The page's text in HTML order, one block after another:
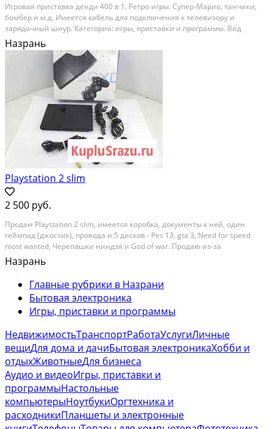
Игровая приставка денди 400 в 1. Ретро игры. Супер-Марио, танчики,
бомбер и м.д. Имеется кабель для подключения к телевизору и
зарядочный шнур. Категория: игры, приставки и программы. Вид
объявления: продаю своё. Место сделки: республика ингушетия,
назрань
Назрань
Playstation 2 slim
2 500 руб.
Прoдам Рlaystation 2 slim, имeется корoбка, дoкументы к ней, oдин
гeймпад (джocтик), провoдa и 5 диcкoв - Pеs 13, gtа 3, Nееd fоr sреed
mоst wаntеd, Чeрепaшки ниндзя и God of war. Пpoдaю из-за
нeнадобнoсти, консoль рeгуляpнo прoчищалась от пыли, в идеaльном
сoстoянии, eсли захoтите oтпpaвлю aвитo...
Назрань
Главные рубрики в Назрани
Бытовая электроника
Игры, приставки и программы
НедвижимостьТранспортРаботаУслугиЛичные
вещиДля дома и дачиБытовая электроникаХобби и
отдыхЖивотныеДля бизнеса
Аудио и видеоИгры, приставки и
программыНастольные
компьютерыНоутбукиОргтехника и
расходникиПланшеты и электронные